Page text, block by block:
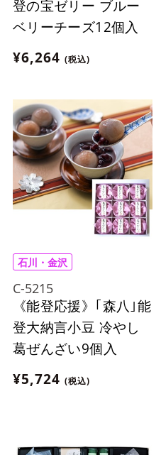
登の宝ゼリー ブルー
ベリーチーズ12個入
¥6,264 (税込)
石川・金沢
C-5215
《能登応援》｢森八｣能
登大納言小豆 冷やし
葛ぜんざい9個入
¥5,724 (税込)